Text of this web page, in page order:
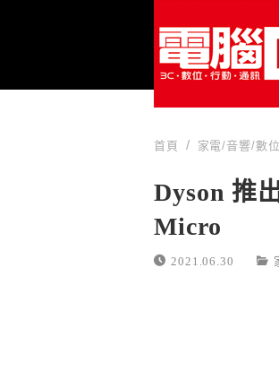
首頁 家電/音響/數
Dyson 推
Micro
2021.06.30